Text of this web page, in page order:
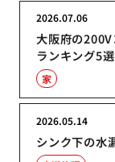
大阪府の
ランキング5
2026.07.06
家
シンク下の水
2026.05.14